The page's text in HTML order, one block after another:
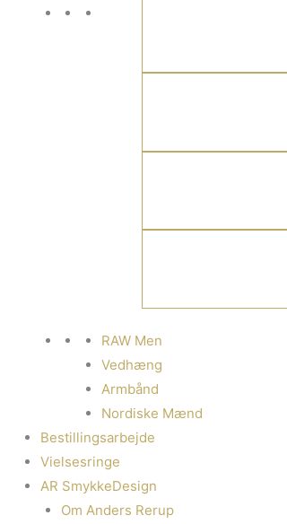
RAW Men
Vedhæng
Armbånd
Nordiske Mænd
Bestillingsarbejde
Vielsesringe
AR SmykkeDesign
Om Anders Rerup